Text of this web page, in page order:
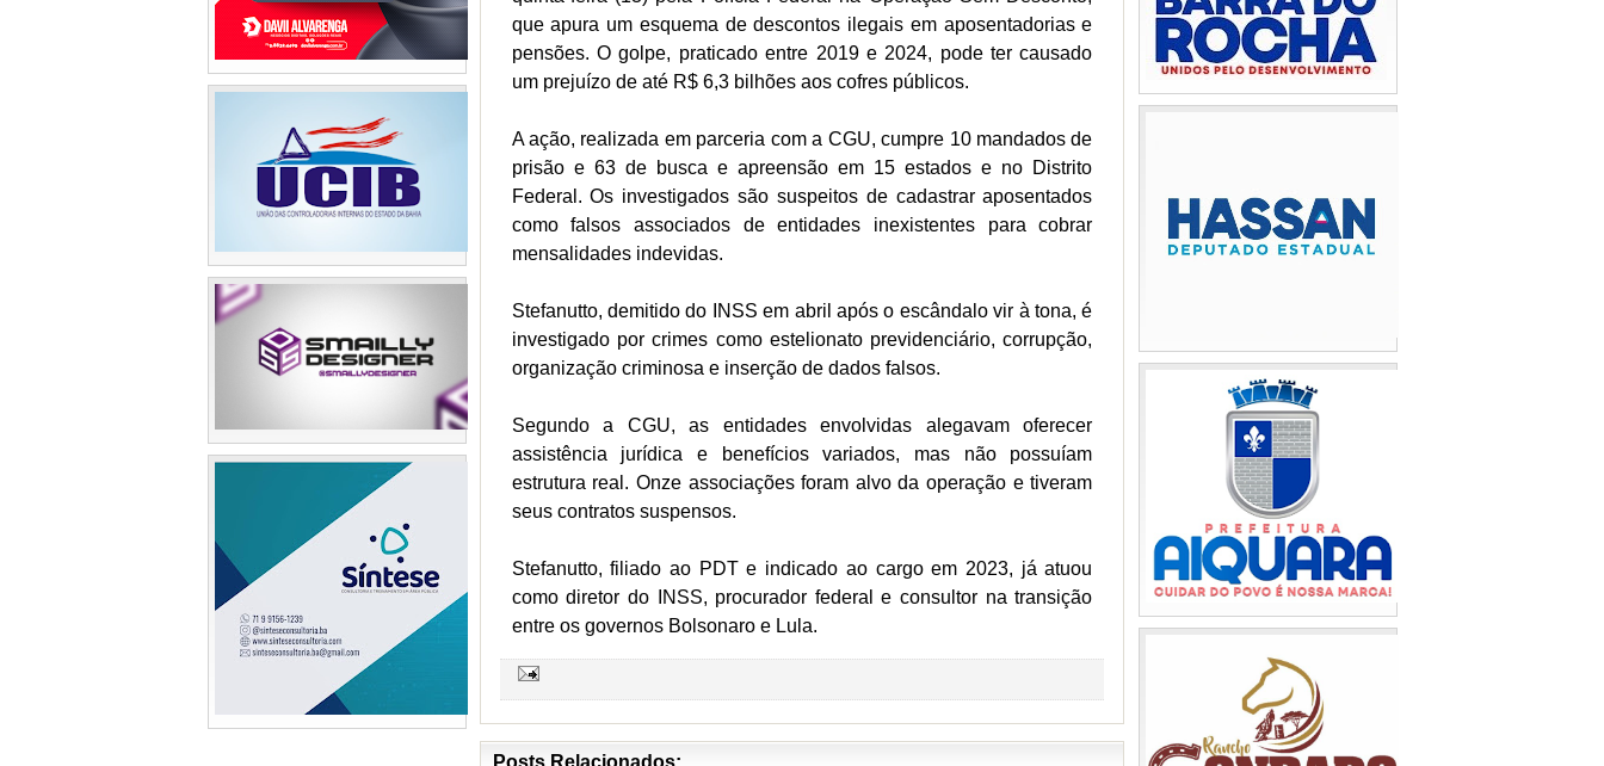
que apura um esquema de descontos ilegais em aposentadorias e
pensões. O golpe, praticado entre 2019 e 2024, pode ter causado
um prejuízo de até R$ 6,3 bilhões aos cofres públicos.
A ação, realizada em parceria com a CGU, cumpre 10 mandados de
prisão e 63 de busca e apreensão em 15 estados e no Distrito
Federal. Os investigados são suspeitos de cadastrar aposentados
como falsos associados de entidades inexistentes para cobrar
mensalidades indevidas.
Stefanutto, demitido do INSS em abril após o escândalo vir à tona, é
investigado por crimes como estelionato previdenciário, corrupção,
organização criminosa e inserção de dados falsos.
Segundo a CGU, as entidades envolvidas alegavam oferecer
assistência jurídica e benefícios variados, mas não possuíam
estrutura real. Onze associações foram alvo da operação e tiveram
seus contratos suspensos.
Stefanutto, filiado ao PDT e indicado ao cargo em 2023, já atuou
como diretor do INSS, procurador federal e consultor na transição
entre os governos Bolsonaro e Lula.
Posts Relacionados: